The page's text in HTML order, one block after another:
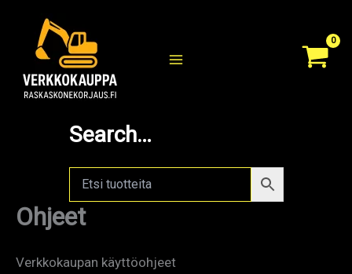
sisältöön
Search…
Ohjeet
Verkkokaupan käyttöohjeet